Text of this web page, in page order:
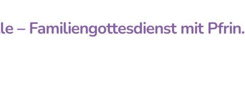
– Familiengottesdienst mit Pfrin.